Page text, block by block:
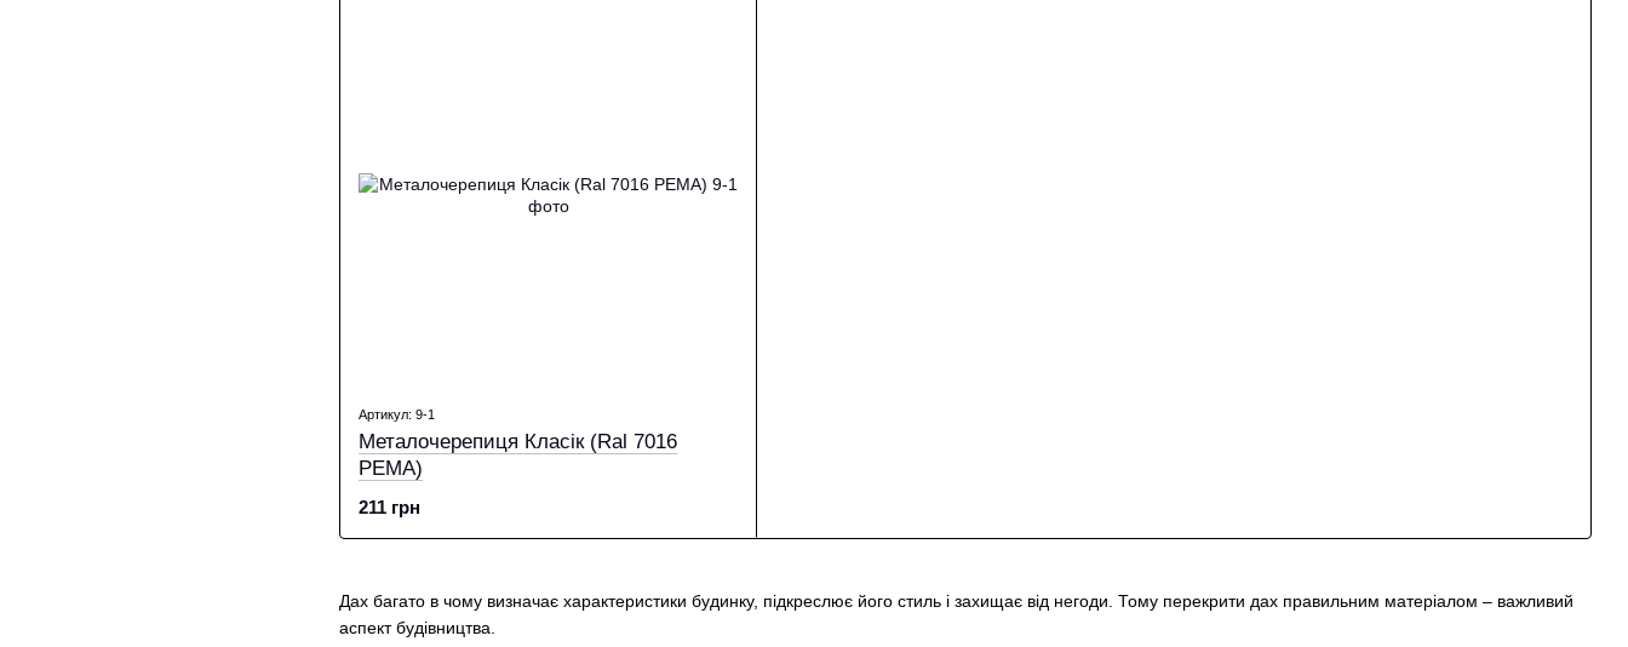
Дах багато в чому визначає характеристики будинку, підкреслює його стиль і захищає від негоди. Тому перекрити дах правильним матеріалом – важливий
аспект будівництва.
Артикул: 9-1
Металочерепиця Класік (Ral 7016
PEМА)
211 грн